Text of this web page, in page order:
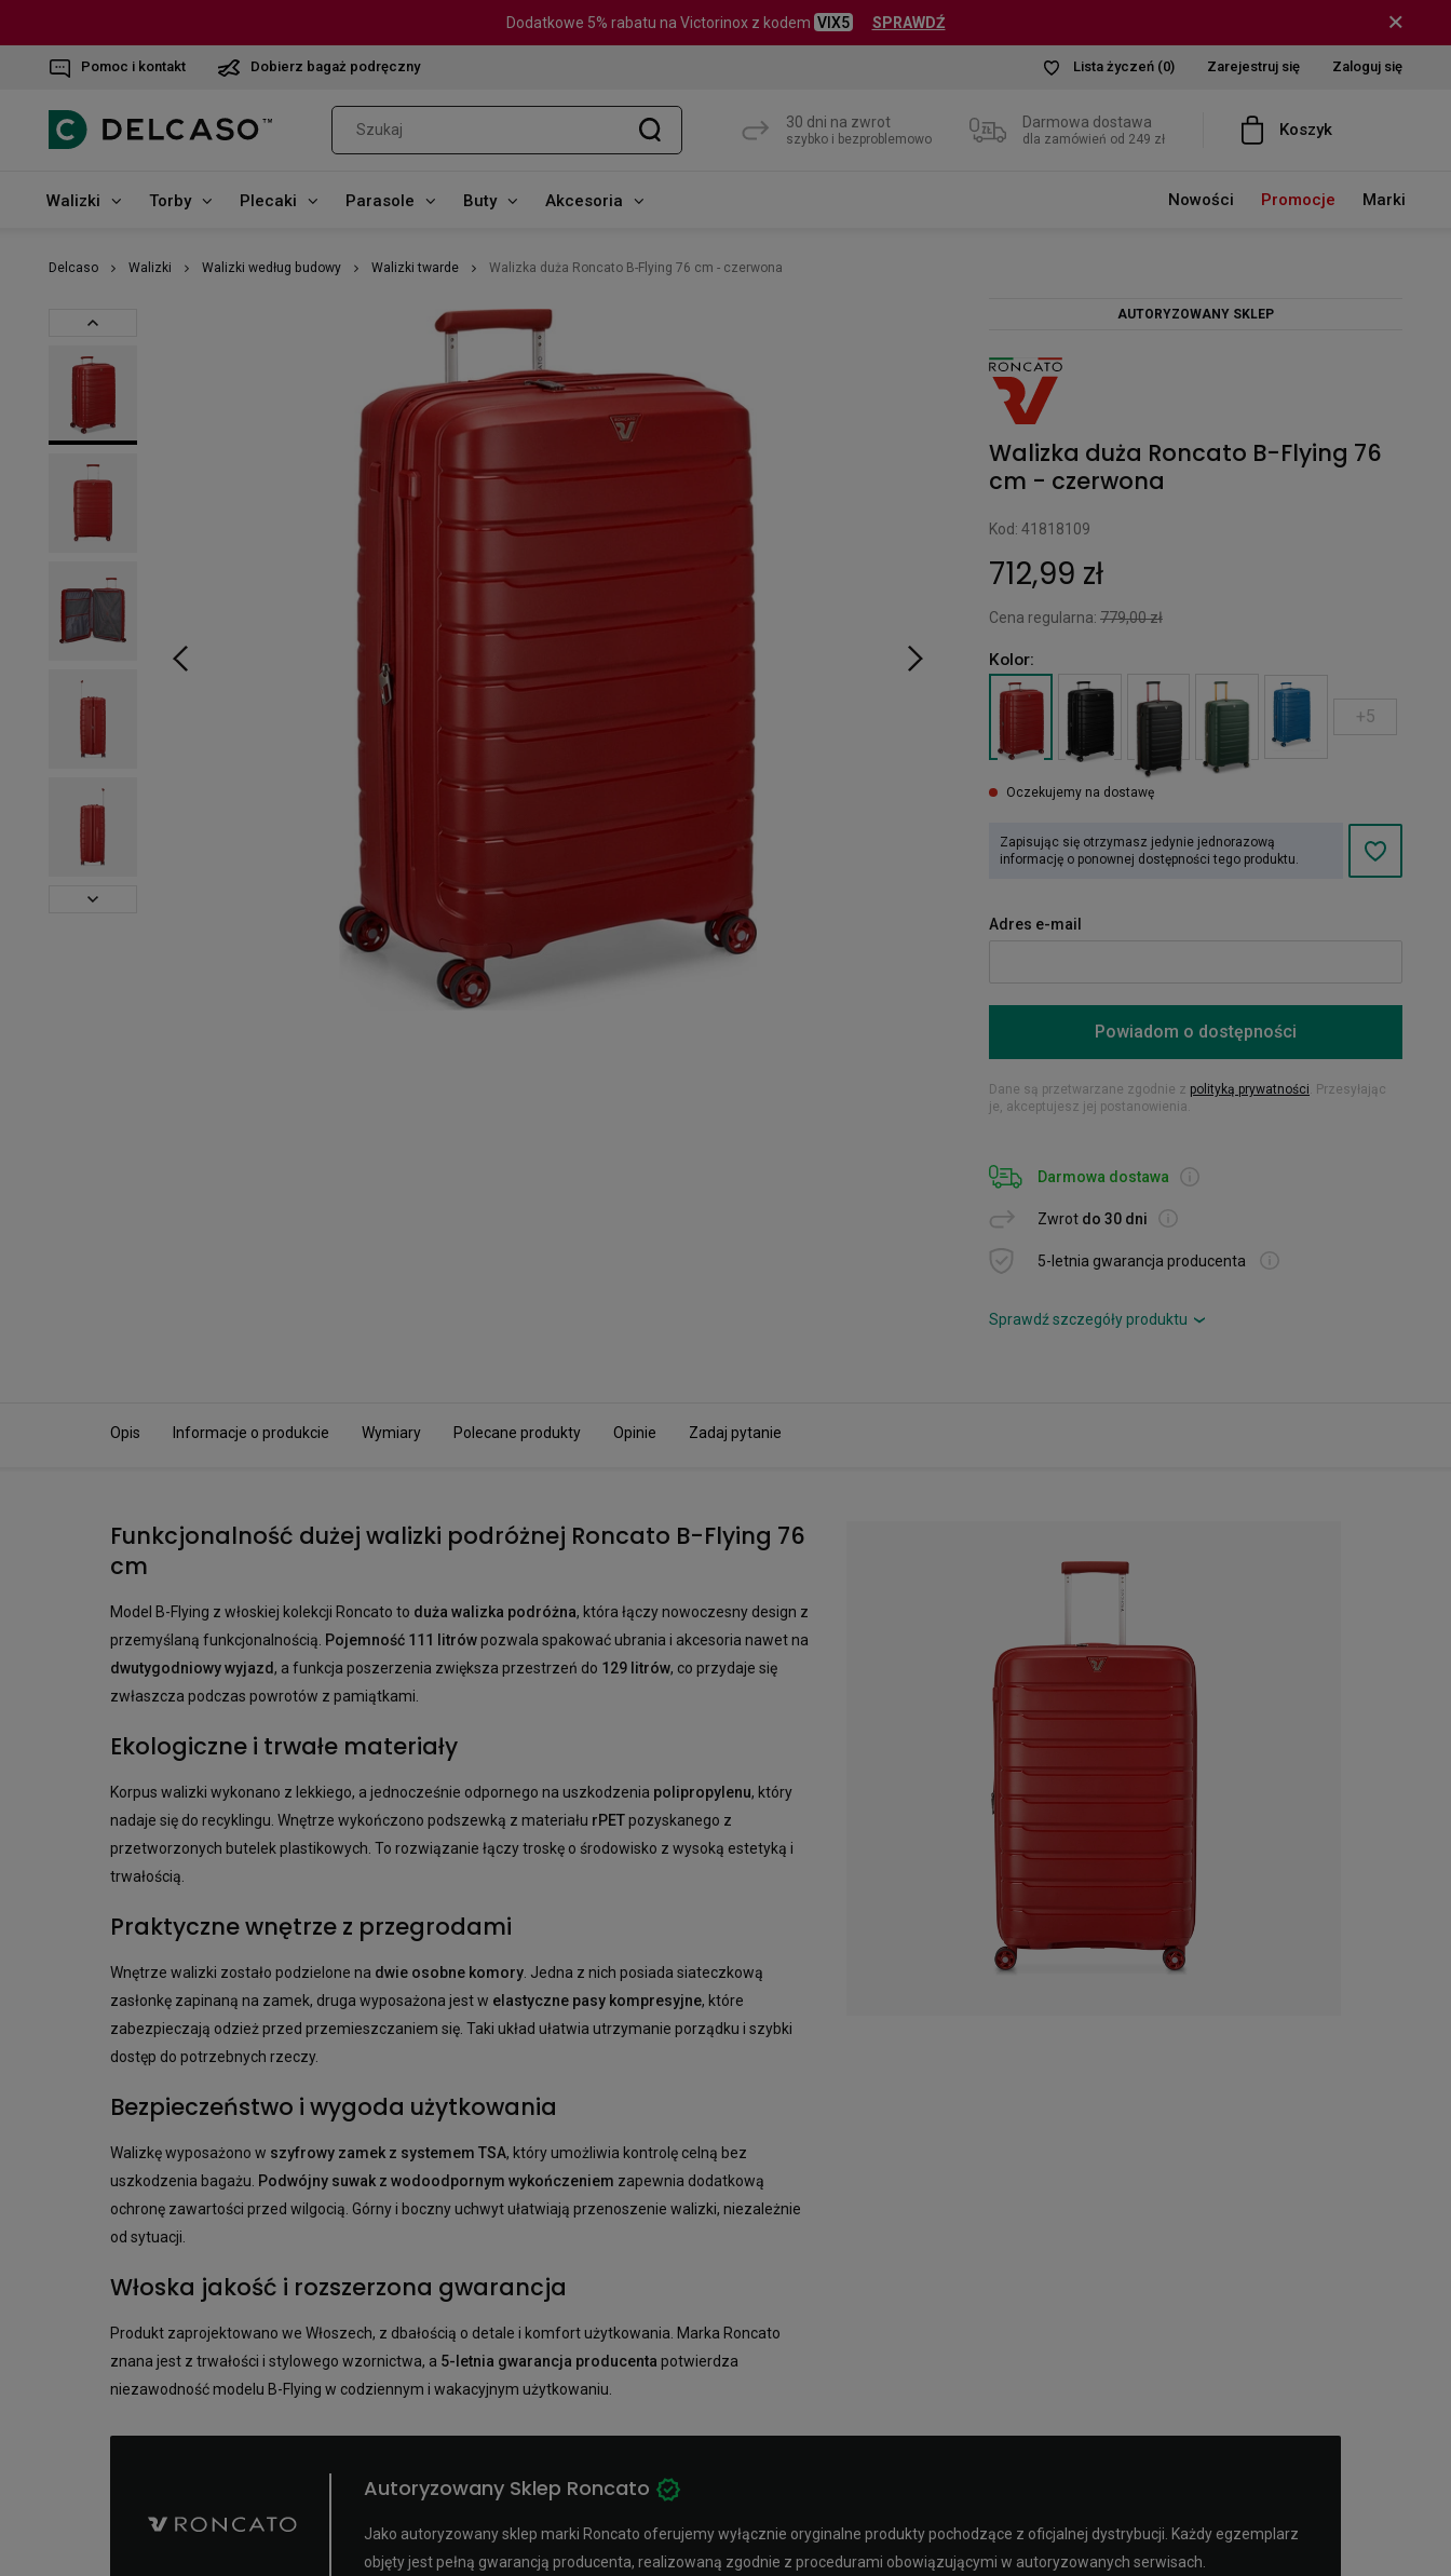
Dodatkowe 5% rabatu na Victorinox z kodem VIX5 SPRAWDŹ
Pomoc i kontakt Dobierz bagaż podręczny Lista życzeń (0) Zarejestruj się Zaloguj się
30 dni na zwrot
szybko i bezproblemowo
Darmowa dostawa
dla zamówień od 249 zł Koszyk
Walizki Torby Plecaki Parasole Buty Akcesoria Nowości Promocje Marki
Delcaso Walizki Walizki według budowy Walizki twarde Walizka duża Roncato B-Flying 76 cm - czerwona
AUTORYZOWANY SKLEP
Walizka duża Roncato B-Flying 76
cm - czerwona
Kod: 41818109
712,99 zł
Cena regularna: 779,00 zł
Kolor:
+5
Oczekujemy na dostawę
Zapisując się otrzymasz jedynie jednorazową
informację o ponownej dostępności tego produktu.
Adres e-mail
Powiadom o dostępności
Dane są przetwarzane zgodnie z polityką prywatności. Przesyłając
je, akceptujesz jej postanowienia.
Darmowa dostawa
Zwrot do 30 dni
5-letnia gwarancja producenta
Sprawdź szczegóły produktu ›
Opis Informacje o produkcie Wymiary Polecane produkty Opinie Zadaj pytanie
Funkcjonalność dużej walizki podróżnej Roncato B-Flying 76
cm
Model B-Flying z włoskiej kolekcji Roncato to duża walizka podróżna, która łączy nowoczesny design z
przemyślaną funkcjonalnością. Pojemność 111 litrówpozwala spakować ubrania i akcesoria nawet na
dwutygodniowy wyjazd, a funkcja poszerzenia zwiększa przestrzeń do 129 litrów, co przydaje się
zwłaszcza podczas powrotów z pamiątkami.
Ekologiczne i trwałe materiały
Korpus walizki wykonano z lekkiego, a jednocześnie odpornego na uszkodzenia polipropylenu, który
nadaje się do recyklingu. Wnętrze wykończono podszewką z materiału rPETpozyskanego z
przetworzonych butelek plastikowych. To rozwiązanie łączy troskę o środowisko z wysoką estetyką i
trwałością.
Praktyczne wnętrze z przegrodami
Wnętrze walizki zostało podzielone na dwie osobne komory . Jedna z nich posiada siateczkową
zasłonkę zapinaną na zamek, druga wyposażona jest w elastyczne pasy kompresyjne, które
zabezpieczają odzież przed przemieszczaniem się. Taki układ ułatwia utrzymanie porządku i szybki
dostęp do potrzebnych rzeczy.
Bezpieczeństwo i wygoda użytkowania
Walizkę wyposażono w szyfrowy zamek z systemem TSA, który umożliwia kontrolę celną bez
uszkodzenia bagażu. Podwójny suwak z wodoodpornym wykończeniem zapewnia dodatkową
ochronę zawartości przed wilgocią. Górny i boczny uchwyt ułatwiają przenoszenie walizki, niezależnie
od sytuacji.
Włoska jakość i rozszerzona gwarancja
Produkt zaprojektowano we Włoszech, z dbałością o detale i komfort użytkowania. Marka Roncato
znana jest z trwałości i stylowego wzornictwa, a 5-letnia gwarancja producenta potwierdza
niezawodność modelu B-Flying w codziennym i wakacyjnym użytkowaniu.
Autoryzowany Sklep Roncato
Jako autoryzowany sklep marki Roncato oferujemy wyłącznie oryginalne produkty pochodzące z oficjalnej dystrybucji. Każdy egzemplarz
objęty jest pełną gwarancją producenta, realizowaną zgodnie z procedurami obowiązującymi w autoryzowanych serwisach.